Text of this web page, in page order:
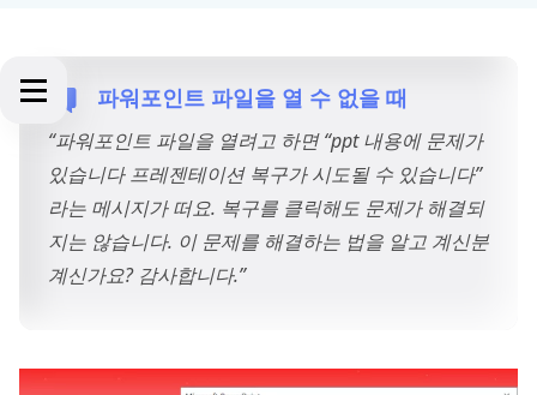
파워포인트 파일을 열 수 없을 때
“파워포인트 파일을 열려고 하면 “ppt 내용에 문제가
있습니다 프레젠테이션 복구가 시도될 수 있습니다”
라는 메시지가 떠요. 복구를 클릭해도 문제가 해결되
지는 않습니다. 이 문제를 해결하는 법을 알고 계신분
계신가요? 감사합니다.”